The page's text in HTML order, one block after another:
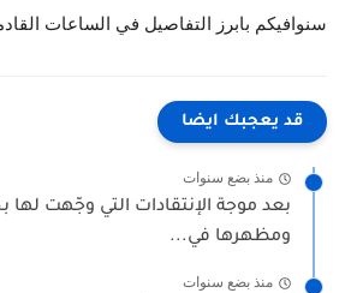
سنوافيكم بابرز التفاصيل في الساعات
قد يعجبك ايضا
منذ بضع سنوات
بعد موجة الإنتقادات التي وجّهت
ومظهرها في...
منذ بضع سنوات